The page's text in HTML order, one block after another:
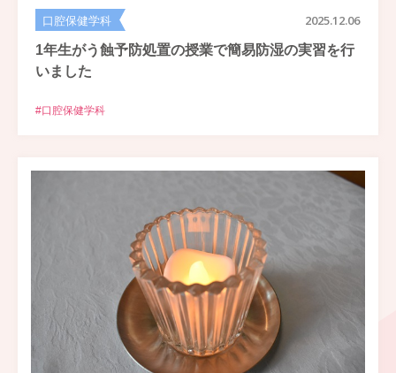
口腔保健学科 2025.12.06
1年生がう蝕予防処置の授業で簡易防湿の実習を行
いました
#口腔保健学科